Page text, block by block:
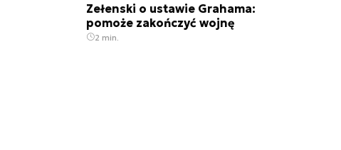
Zełenski o ustawie Grahama:
pomoże zakończyć wojnę
2 min.